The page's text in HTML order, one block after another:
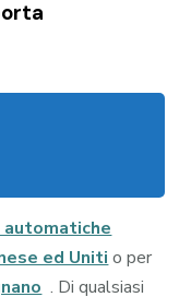
ed Uniti o per
. Di qualsiasi